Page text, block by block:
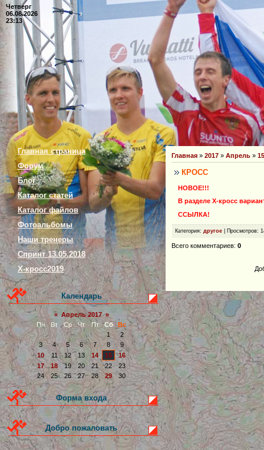
Четверг
06.08.2026
23:13
Главная страница
Форум
Блог
Каталог статей
Каталог файлов
Фотоальбомы
Наши тренеры
Спринт 13.05.2018
Х-кросс2019
Календарь
« Апрель 2017 »
Пн
Вт Ср Чт Пт Сб
Вс
1
2
3
4 5 6 7 8
9
10
11 12 13 14 15
16
17
18 19 20 21 22
23
24
25 26 27 28 29 30
Форма входа
Добро пожаловать
Главная » 2017 » Апрель » 15
КРОСС
НОВОЕ!!!
В разделе Х-кросс
ССЫЛКА!
Категория: другое Просмотров:
Всего комментариев: 0